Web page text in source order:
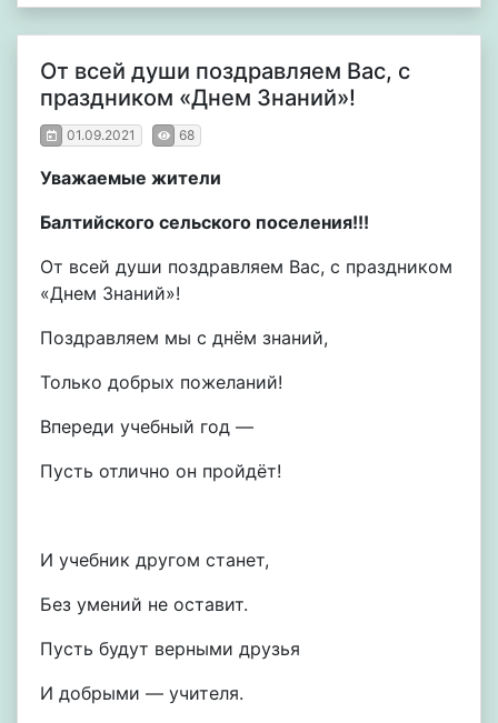
От всей души поздравляем Вас, с
праздником «Днем Знаний»!
01.09.2021 68
Уважаемые жители
Балтийского сельского поселения!!!
От всей души поздравляем Вас, с праздником
«Днем Знаний»!
Поздравляем мы с днём знаний,
Только добрых пожеланий!
Впереди учебный год —
Пусть отлично он пройдёт!
И учебник другом станет,
Без умений не оставит.
Пусть будут верными друзья
И добрыми — учителя.